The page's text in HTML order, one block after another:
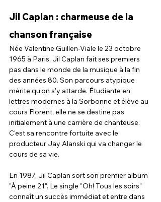
Jil Caplan : charmeuse de la
chanson française
Née Valentine Guillen-Viale le 23 octobre
1965 à Paris, Jil Caplan fait ses premiers
pas dans le monde de la musique à la fin
des années 80. Son parcours atypique
mérite qu'on s'y attarde. Étudiante en
lettres modernes à la Sorbonne et élève au
cours Florent, elle ne se destine pas
initialement à une carrière de chanteuse.
C'est sa rencontre fortuite avec le
producteur Jay Alanski qui va changer le
cours de sa vie.
En 1987, Jil Caplan sort son premier album
"À peine 21". Le single "Oh! Tous les soirs"
connaît un succès immédiat et entre dans